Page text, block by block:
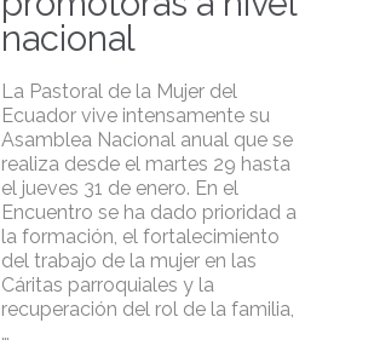
nacional
La Pastoral de la Mujer del
Ecuador vive intensamente su
Asamblea Nacional anual que se
realiza desde el martes 29 hasta
el jueves 31 de enero. En el
Encuentro se ha dado prioridad a
la formación, el fortalecimiento
del trabajo de la mujer en las
Cáritas parroquiales y la
recuperación del rol de la familia,
…